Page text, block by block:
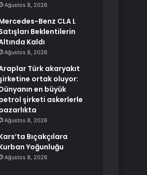
Ağustos 8, 2026
Benz CLA L
Beklentilerin
Kaldı
Ağustos 8, 2026
Türk akaryakıt
ortak oluyor:
en büyük
şirketi askerlerle
Ağustos 8, 2026
Bıçakçılara
Yoğunluğu
Ağustos 8, 2026